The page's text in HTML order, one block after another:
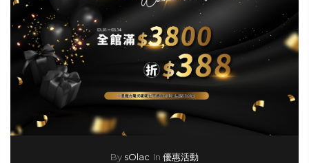
By sOlac In 優惠活動